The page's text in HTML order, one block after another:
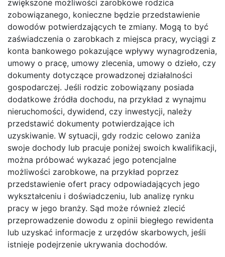
zwiększone możliwości zarobkowe rodzica
zobowiązanego, konieczne będzie przedstawienie
dowodów potwierdzających te zmiany. Mogą to być
zaświadczenia o zarobkach z miejsca pracy, wyciągi z
konta bankowego pokazujące wpływy wynagrodzenia,
umowy o pracę, umowy zlecenia, umowy o dzieło, czy
dokumenty dotyczące prowadzonej działalności
gospodarczej. Jeśli rodzic zobowiązany posiada
dodatkowe źródła dochodu, na przykład z wynajmu
nieruchomości, dywidend, czy inwestycji, należy
przedstawić dokumenty potwierdzające ich
uzyskiwanie. W sytuacji, gdy rodzic celowo zaniża
swoje dochody lub pracuje poniżej swoich kwalifikacji,
można próbować wykazać jego potencjalne
możliwości zarobkowe, na przykład poprzez
przedstawienie ofert pracy odpowiadających jego
wykształceniu i doświadczeniu, lub analizę rynku
pracy w jego branży. Sąd może również zlecić
przeprowadzenie dowodu z opinii biegłego rewidenta
lub uzyskać informacje z urzędów skarbowych, jeśli
istnieje podejrzenie ukrywania dochodów.